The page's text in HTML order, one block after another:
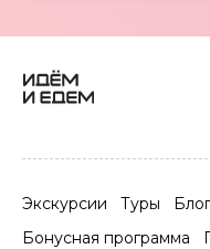
Экскурсии Туры Блог
Бонусная программа